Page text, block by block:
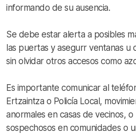
informando de su ausencia.
Se debe estar alerta a posibles
las puertas y asegurr ventanas u
sin olvidar otros accesos como
Es importante comunicar al
Ertzaintza o Policía Local,
anormales en casas de vecinos,
sospechosos en comunidades o